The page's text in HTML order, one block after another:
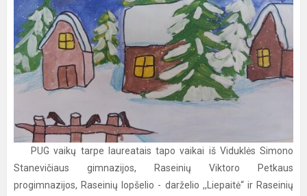
PUG vaikų tarpe laureatais tapo vaikai iš Viduklės Simono
Stanevičiaus gimnazijos, Raseinių Viktoro Petkaus
progimnazijos, Raseinių lopšelio - darželio ,,Liepaitė“ ir Raseinių